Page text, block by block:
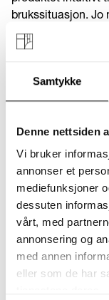
Samtykke
Denne nettsiden
Vi bruker
annonser et
mediefunksjoner
dessuten
vårt, med
annonsering og
med annen
eller som de har
brukssituasjon. Jo
er det å velge.
produkter med
hverandre,
Litt
gjør det samme,
Når bør et
Noen ganger er